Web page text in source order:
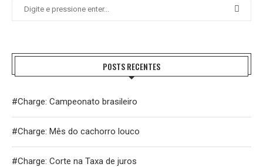
POSTS RECENTES
#Charge: Campeonato brasileiro
#Charge: Mês do cachorro louco
#Charge: Corte na Taxa de juros